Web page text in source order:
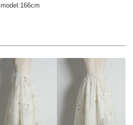
model:166cm